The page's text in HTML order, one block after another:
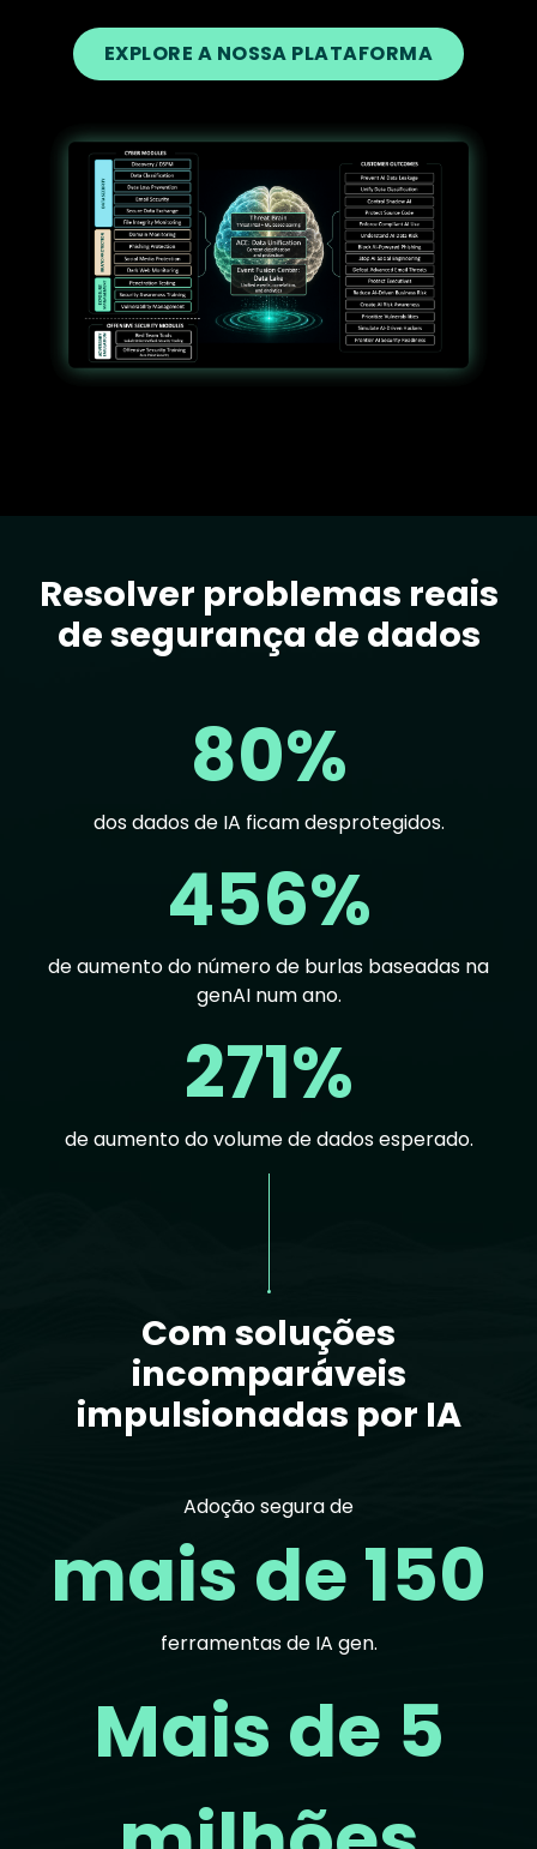
EXPLORE A NOSSA PLATAFORMA
Text
Resolver problemas reais
de segurança de dados
80%
dos dados de IA ficam desprotegidos.
456%
de aumento do número de burlas baseadas na
genAI num ano.
271%
de aumento do volume de dados esperado.
Com soluções
incomparáveis
impulsionadas por IA
Adoção segura de
mais de 150
ferramentas de IA gen.
Mais de 5